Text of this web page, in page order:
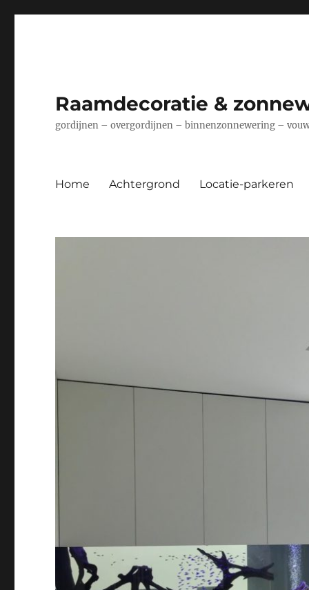
Raamdecoratie &
gordijnen – overgordijnen – binnenzonnewering –
Home Achtergrond Locatie-parkeren